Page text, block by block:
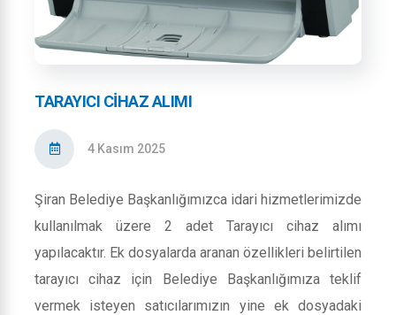
TARAYICI CIHAZ ALIMI
4 Kasım 2025
Şiran Belediye Başkanlığımızca idari hizmetlerimizde
kullanılmak üzere 2 adet Tarayıcı cihaz alımı
yapılacaktır. Ek dosyalarda aranan özellikleri belirtilen
tarayıcı cihaz için Belediye Başkanlığımıza teklif
vermek isteyen satıcılarımızın yine ek dosyadaki